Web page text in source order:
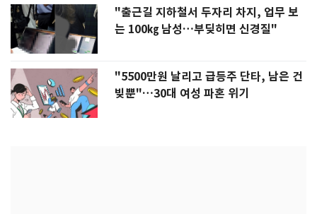
"출근길 지하철서 두자리 차지, 업무 보
는 100㎏ 남성…부딪히면 신경질"
"5500만원 날리고 급등주 단타, 남은 건
빚뿐"…30대 여성 파혼 위기